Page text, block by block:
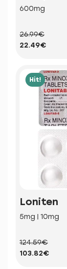
600mg
26.99€
22.49€
Hit!
Loniten
5mg | 10mg
124.59€
103.82€